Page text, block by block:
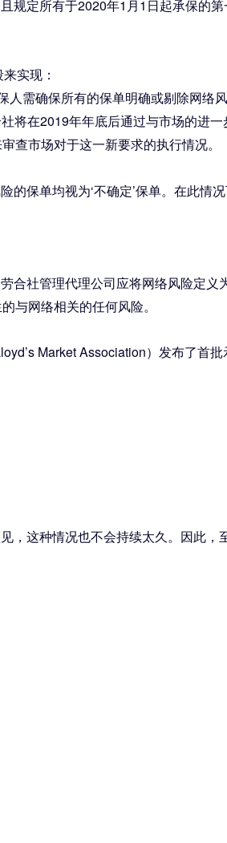
定所有于2020年1月1日起承保的
实现：
需确保所有的保单明确或剔除网络风
在2019年年底后通过与市场的进一
查市场对于这一新要求的执行情况。
保单均视为‘不确定’保单。在此情
社管理代理公司应将网络风险定义
与网络相关的任何风险。
Market Association）发布了首批
这种情况也不会持续太久。因此，